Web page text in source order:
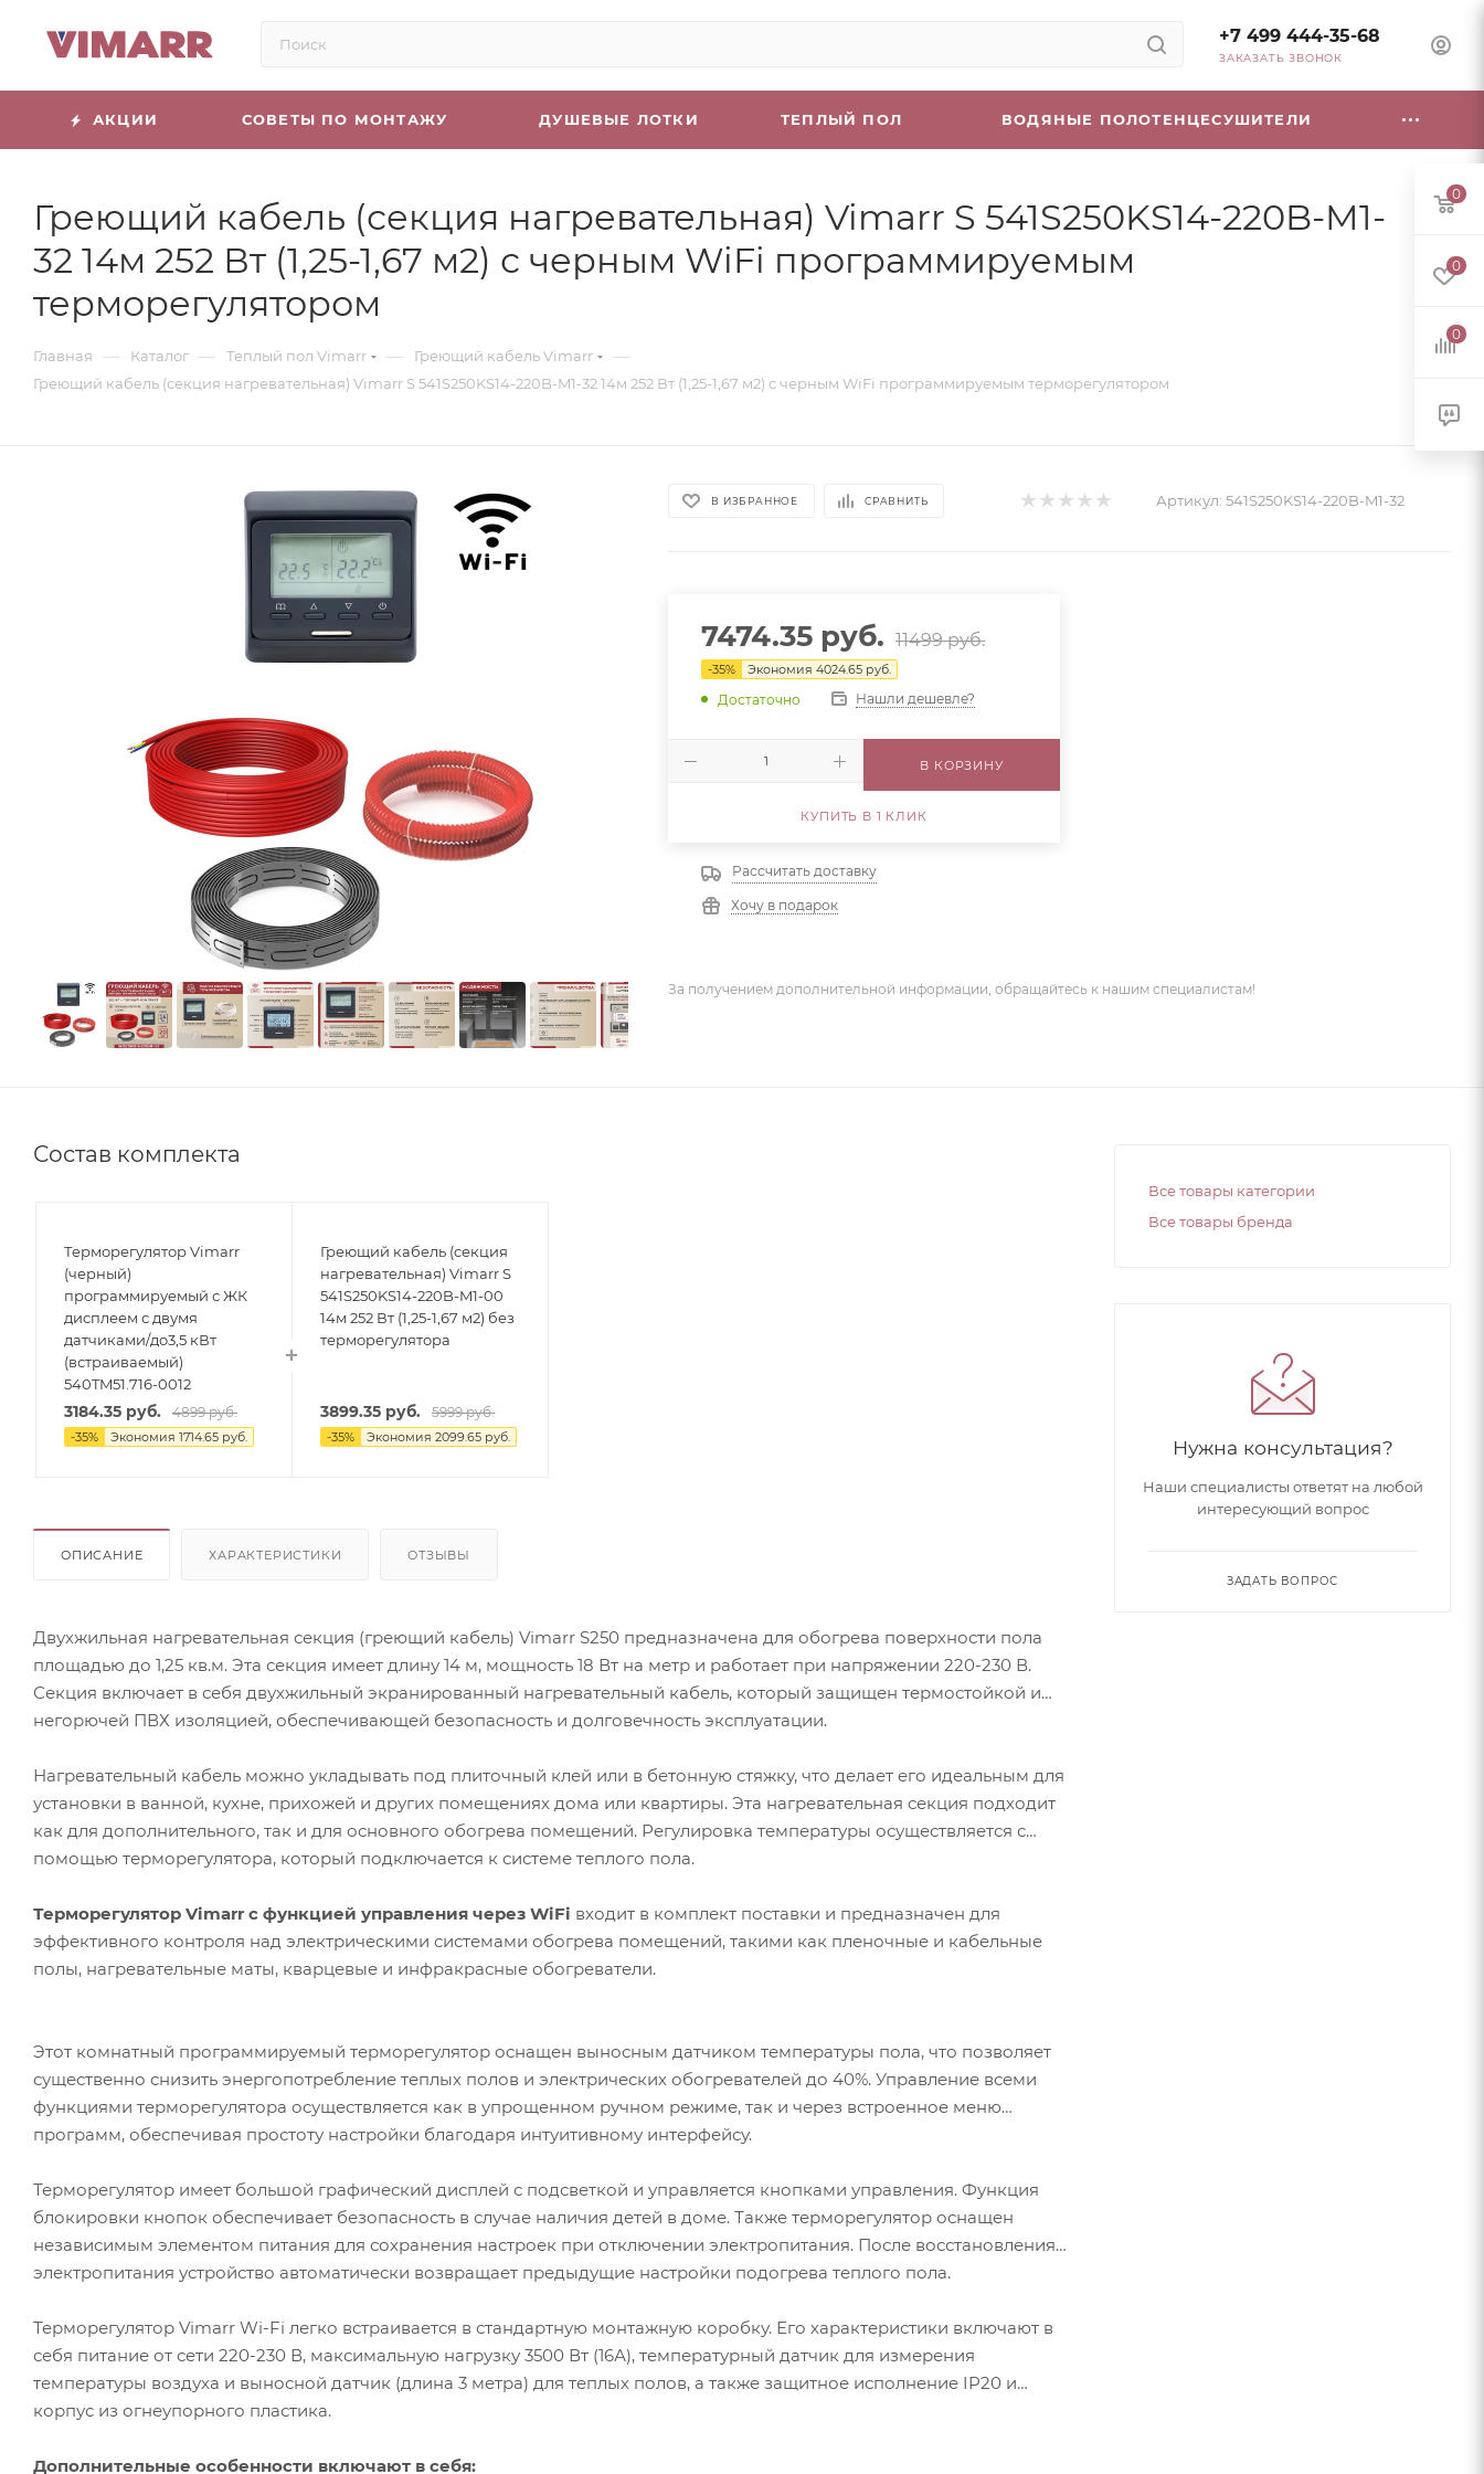
+7 499 444-35-68
ЗАКАЗАТЬ ЗВОНОК
АКЦИИ СОВЕТЫ ПО МОНТАЖУ ДУШЕВЫЕ ЛОТКИ ТЕПЛЫЙ ПОЛ ВОДЯНЫЕ ПОЛОТЕНЦЕСУШИТЕЛИ
Греющий кабель (секция нагревательная) Vimarr S 541S250KS14-220B-M1-
32 14м 252 Вт (1,25-1,67 м2) с черным WiFi программируемым
терморегулятором
Главная — Каталог — Теплый пол Vimarr — Греющий кабель Vimarr —
Греющий кабель (секция нагревательная) Vimarr S 541S250KS14-220B-M1-32 14м 252 Вт (1,25-1,67 м2) с черным WiFi программируемым терморегулятором
В ИЗБРАННОЕ СРАВНИТЬ Артикул: 541S250KS14-220B-M1-32
7474.35 руб. 11499руб.
-35% Экономия4024.65 руб.
Достаточно Нашли дешевле?
В КОРЗИНУ
КУПИТЬ В 1 КЛИК
Рассчитать доставку
Хочу в подарок
За получением дополнительной информации, обращайтесь к нашим специалистам!
Состав комплекта
Терморегулятор Vimarr
(черный)
программируемый с ЖК
дисплеем с двумя
датчиками/до3,5 кВт
(встраиваемый)
540TM51.716-0012
3184.35руб. 4899руб.
-35% Экономия 1714.65руб.
Греющий кабель (секция
нагревательная) Vimarr S
541S250KS14-220B-M1-00
14м 252 Вт (1,25-1,67 м2) без
терморегулятора
3899.35 руб. 5999руб.
-35% Экономия2099.65 руб.
ОПИСАНИЕ ХАРАКТЕРИСТИКИ ОТЗЫВЫ
Двухжильная нагревательная секция (греющий кабель) Vimarr S250 предназначена для обогрева поверхности пола
площадью до 1,25 кв.м. Эта секция имеет длину 14 м, мощность 18 Вт на метр и работает при напряжении 220-230 В.
Секция включает в себя двухжильный экранированный нагревательный кабель, который защищен термостойкой и
негорючей ПВХ изоляцией, обеспечивающей безопасность и долговечность эксплуатации.
Нагревательный кабель можно укладывать под плиточный клей или в бетонную стяжку, что делает его идеальным для
установки в ванной, кухне, прихожей и других помещениях дома или квартиры. Эта нагревательная секция подходит
как для дополнительного, так и для основного обогрева помещений. Регулировка температуры осуществляется с
помощью терморегулятора, который подключается к системе теплого пола.
Терморегулятор Vimarr с функцией управления через WiFi входит в комплект поставки и предназначен для
эффективного контроля над электрическими системами обогрева помещений, такими как пленочные и кабельные
полы, нагревательные маты, кварцевые и инфракрасные обогреватели.
Этот комнатный программируемый терморегулятор оснащен выносным датчиком температуры пола, что позволяет
существенно снизить энергопотребление теплых полов и электрических обогревателей до 40%. Управление всеми
функциями терморегулятора осуществляется как в упрощенном ручном режиме, так и через встроенное меню
программ, обеспечивая простоту настройки благодаря интуитивному интерфейсу.
Терморегулятор имеет большой графический дисплей с подсветкой и управляется кнопками управления. Функция
блокировки кнопок обеспечивает безопасность в случае наличия детей в доме. Также терморегулятор оснащен
независимым элементом питания для сохранения настроек при отключении электропитания. После восстановления
электропитания устройство автоматически возвращает предыдущие настройки подогрева теплого пола.
Терморегулятор Vimarr Wi-Fi легко встраивается в стандартную монтажную коробку. Его характеристики включают в
себя питание от сети 220-230 В, максимальную нагрузку 3500 Вт (16А), температурный датчик для измерения
температуры воздуха и выносной датчик (длина 3 метра) для теплых полов, а также защитное исполнение IP20 и
корпус из огнеупорного пластика.
Дополнительные особенности включают в себя:
Все товары категории
Все товары бренда
Нужна консультация?
Наши специалисты ответят на любой
интересующий вопрос
ЗАДАТЬ ВОПРОС
0
0
0